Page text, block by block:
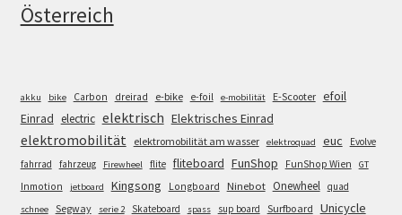
Österreich
akku bike Carbon dreirad e-bike e-foil e-mobilität E-Scooter efoil
Einrad electric elektrisch Elektrisches Einrad
elektromobilität elektromobilität am wasser elektroquad euc
Evolve
fahrrad
fahrzeug Firewheel flite fliteboard FunShop FunShop Wien GT
Inmotion jetboard Kingsong Longboard Ninebot Onewheel quad
schnee Segway serie 2 Skateboard spass sup board Surfboard Unicycle